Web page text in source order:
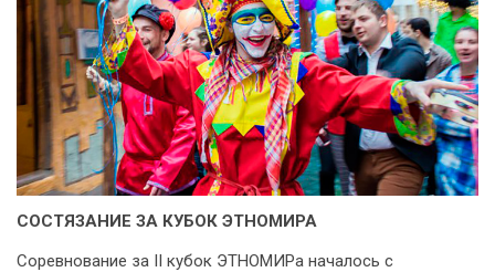
СОСТЯЗАНИЕ ЗА КУБОК ЭТНОМИРА
Соревнование за II кубок ЭТНОМИРа началось с